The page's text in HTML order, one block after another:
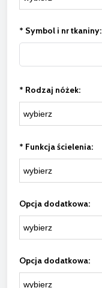
* Symbol i nr tkaniny:
* Rodzaj nóżek:
* Funkcja ścielenia:
Opcja dodatkowa:
Opcja dodatkowa: